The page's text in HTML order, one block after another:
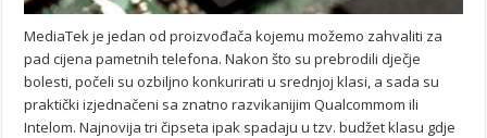
MediaTek je jedan od proizvođača kojemu možemo zahvaliti za
pad cijena pametnih telefona. Nakon što su prebrodili dječje
bolesti, počeli su ozbiljno konkurirati u srednjoj klasi, a sada su
praktički izjednačeni sa znatno razvikanijim Qualcommom ili
Intelom. Najnovija tri čipseta ipak spadaju u tzv. budžet klasu gdje